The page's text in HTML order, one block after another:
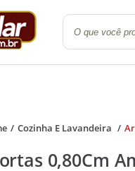
Quarto
Cozinha E Lavandeira
0,80Cm